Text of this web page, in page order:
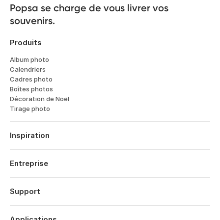
Popsa se charge de vous livrer vos
souvenirs.
Produits
Album photo
Calendriers
Cadres photo
Boîtes photos
Décoration de Noël
Tirage photo
Inspiration
Voyages
Mariages
Dates Anniversaires
Entreprise
À propos
Fonctionnalités
Support
Se connecter
Historique des commandes